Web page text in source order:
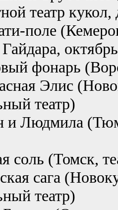
театр
поле
фонарь
Элис
театр)
и Людмила
соль (Томск,
сага
театр)